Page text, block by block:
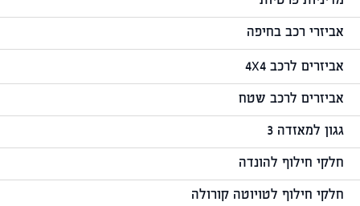
אביזרי רכב בחיפה
אביזרים לרכב 4X4
אביזרים לרכב שטח
גגון למאזדה 3
חלקי חילוף להונדה
חלקי חילוף לטויוטה קורולה